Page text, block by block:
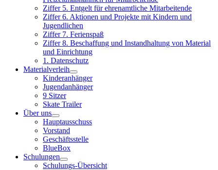
Ziffer 5. Entgelt für ehrenamtliche Mitarbeitende
Ziffer 6. Aktionen und Projekte mit Kindern und
Jugendlichen
Ziffer 7. Ferienspaß
Ziffer 8. Beschaffung und Instandhaltung von Material
und Einrichtung
1. Datenschutz
Materialverleih
Kinderanhänger
Jugendanhänger
9 Sitzer
Skate Trailer
Über uns
Hauptausschuss
Vorstand
Geschäftsstelle
BlueBox
Schulungen
Schulungs-Übersicht